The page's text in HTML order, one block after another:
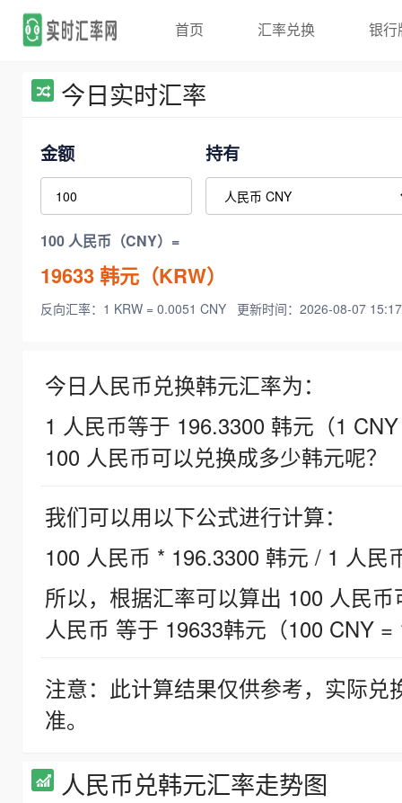
首页 汇率兑换 银行
今日实时汇率
金额 持有
100 人民币（CNY）=
19633韩元（KRW）
反向汇率：1 KRW = 0.0051 CNY 更新时间：2026-08-07
今日人民币兑换韩元汇率为：
1 人民币等于 196.3300 韩元（1
100 人民币可以兑换成多少韩元呢？
我们可以用以下公式进行计算：
100 人民币 * 196.3300 韩元 / 1 人民
所以，根据汇率可以算出 100 人民
人民币 等于 19633韩元（100 CNY =
注意：此计算结果仅供参考，实际
准。
人民币兑韩元汇率走势图